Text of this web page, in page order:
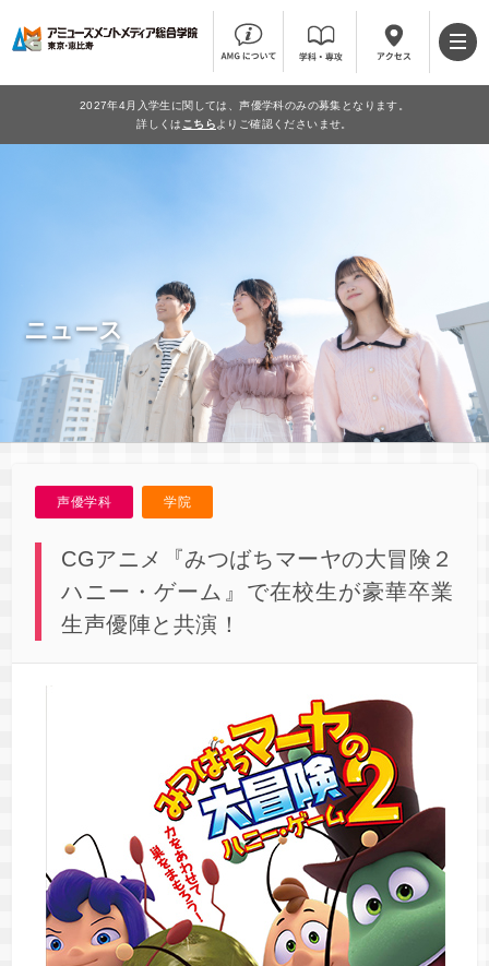
2027年4月入学生に関しては、声優学科のみの募集となります。
詳しくは こちら よりご確認くださいませ。
ニュース
声優学科 学院
CGアニメ『みつばちマーヤの大冒険２
ハニー・ゲーム』で在校生が豪華卒業
生声優陣と共演！